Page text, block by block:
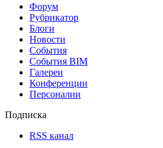
Форум
Рубрикатор
Блоги
Новости
События
События BIM
Галереи
Конференции
Персоналии
Подписка
RSS канал